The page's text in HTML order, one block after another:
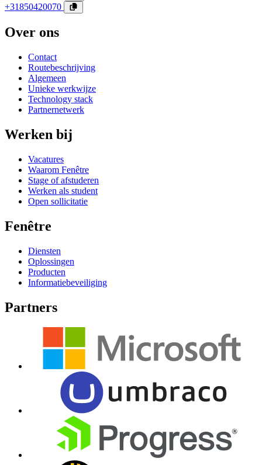
+31850420070
Over ons
Contact
Routebeschrijving
Algemeen
Unieke werkwijze
Technology stack
Partnernetwerk
Werken bij
Vacatures
Waarom Fenêtre
Stage of afstuderen
Werken als student
Open sollicitatie
Fenêtre
Diensten
Oplossingen
Producten
Informatiebeveiliging
Partners